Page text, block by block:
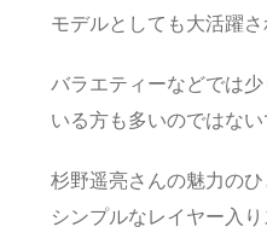
モデルとしても大活躍さ
バラエティーなどでは
いる方も多いのではな
杉野遥亮さんの魅力の
シンプルなレイヤー入